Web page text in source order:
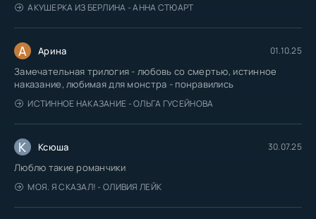
АКУШЕРКА ИЗ БЕРЛИНА - АННА СТЮАРТ
А Арина 01.10.25
Замечательная трилогия - любовь со смертью, истинное
наказание, любимая для монстра - понравились
ИСТИННОЕ НАКАЗАНИЕ - ОЛЬГА ГУСЕЙНОВА
К Ксюша 30.07.25
Люблю такие романчики
МОЯ. Я СКАЗАЛ! - ОЛИВИЯ ЛЕЙК